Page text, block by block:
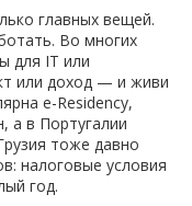
главных вещей.
Во многих
для IT или
или доход — и живи
e-Residency,
а в Португалии
тоже давно
налоговые условия
год.